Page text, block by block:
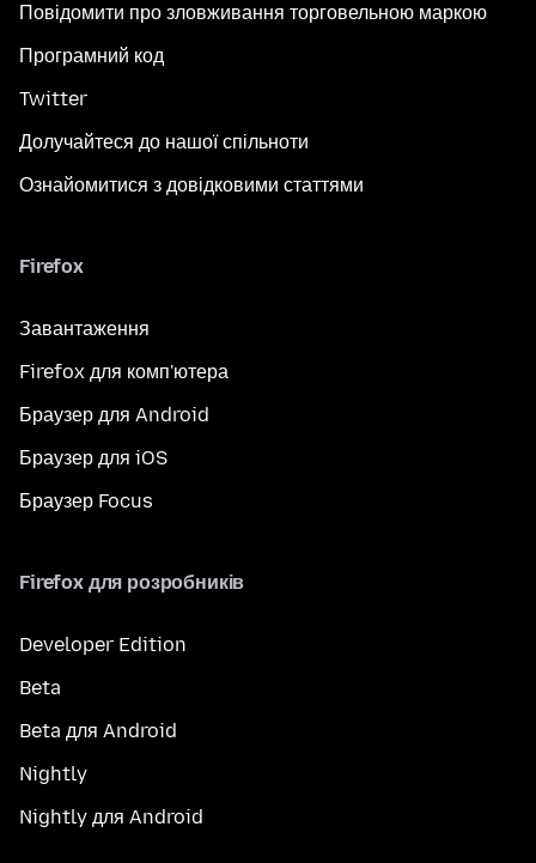
Повідомити про зловживання торговельною маркою
Програмний код
Twitter
Долучайтеся до нашої спільноти
Ознайомитися з довідковими статтями
Firefox
Завантаження
Firefox для комп'ютера
Браузер для Android
Браузер для iOS
Браузер Focus
Firefox для розробників
Developer Edition
Beta
Beta для Android
Nightly
Nightly для Android